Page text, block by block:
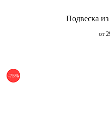
Подвеска из
от
-75%